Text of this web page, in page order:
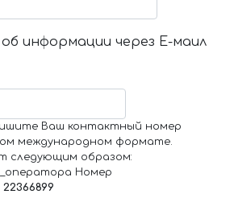
информации через Е-маил
Ваш контактный номер
международном формате.
следующим образом:
Номер
22366899